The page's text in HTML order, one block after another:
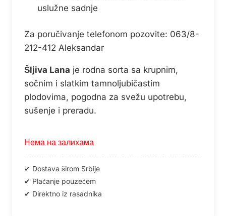
uslužne sadnje
Za poručivanje telefonom pozovite: 063/8-
212-412 Aleksandar
Šljiva Lana je rodna sorta sa krupnim,
sočnim i slatkim tamnoljubičastim
plodovima, pogodna za svežu upotrebu,
sušenje i preradu.
Нема на залихама